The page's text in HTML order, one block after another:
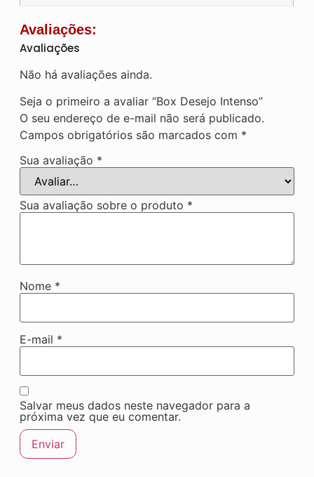
Avaliações:
Avaliações
Não há avaliações ainda.
Seja o primeiro a avaliar “Box Desejo Intenso”
O seu endereço de e-mail não será publicado.
Campos obrigatórios são marcados com *
Sua avaliação *
Sua avaliação sobre o produto *
Nome *
E-mail *
Salvar meus dados neste navegador para a
próxima vez que eu comentar.